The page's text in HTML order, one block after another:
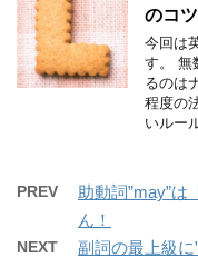
のコ
今回は
す。 無
るのは
程度の
いルー
PREV
助動詞”may”
ん！
NEXT
副詞の最上級に